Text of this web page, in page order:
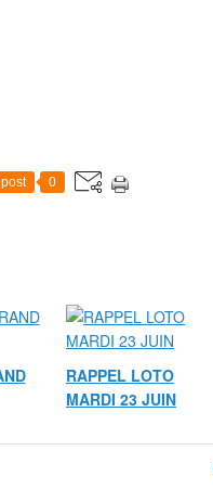
0
RAPPEL LOTO
MARDI 23 JUIN